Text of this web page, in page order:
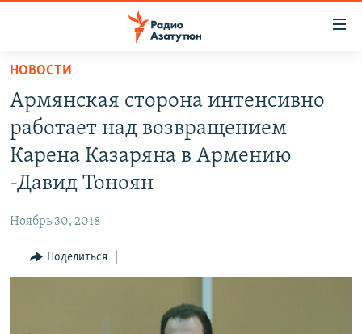
Перейти
основному
содержанию
Перейти
основной
Перейти
поиску
НОВОСТИ
ПОЛИТИКА
ОБЩЕСТВО
РЕГИОН
НАГОРНЫЙ КАРАБАХ
НОВОСТИ
Армянская сторона интенсивно
работает над возвращением
Карена Казаряна в Армению
-Давид Тоноян
Ноябрь 30, 2018
Поделиться